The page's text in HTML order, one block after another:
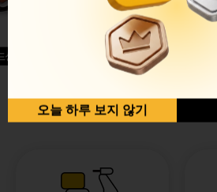
글윙
반반순살[레드+허니]
오늘 하루 보지 않기